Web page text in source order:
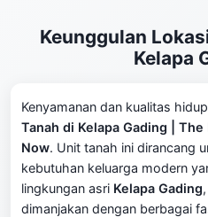
Keunggulan
Kelapa
Kenyamanan dan kualitas
Tanah di Kelapa Gading |
Now. Unit tanah ini dirancang
kebutuhan keluarga modern
lingkungan asri Kelapa Gading
dimanjakan dengan berbagai